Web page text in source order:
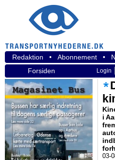
Redaktion • Abonnement •
Forsiden
Login
i
03-